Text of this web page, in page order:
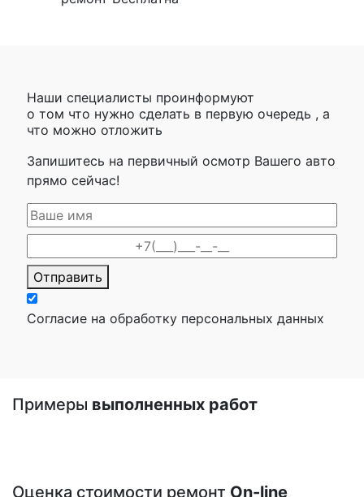
Наши специалисты проинформуют
о том что нужно сделать в первую очередь , а
что можно отложить
Запишитесь на первичный осмотр Вашего авто
прямо сейчас!
Отправить
Согласие на обработку персональных данных
Примеры выполненных работ
Оценка стоимости ремонт On-line